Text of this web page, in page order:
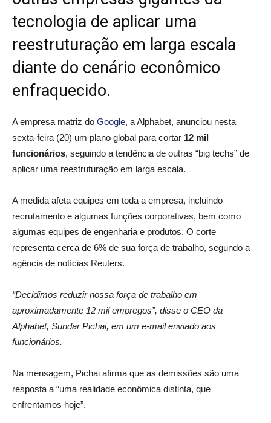
tecnologia de aplicar uma
reestruturação em larga escala
diante do cenário econômico
enfraquecido.
A empresa matriz do Google, a Alphabet, anunciou nesta
sexta-feira (20) um plano global para cortar 12 mil
funcionários, seguindo a tendência de outras “big techs” de
aplicar uma reestruturação em larga escala.
A medida afeta equipes em toda a empresa, incluindo
recrutamento e algumas funções corporativas, bem como
algumas equipes de engenharia e produtos. O corte
representa cerca de 6% de sua força de trabalho, segundo a
agência de notícias Reuters.
“Decidimos reduzir nossa força de trabalho em
aproximadamente 12 mil empregos”, disse o CEO da
Alphabet, Sundar Pichai, em um e-mail enviado aos
funcionários.
Na mensagem, Pichai afirma que as demissões são uma
resposta a “uma realidade econômica distinta, que
enfrentamos hoje”.